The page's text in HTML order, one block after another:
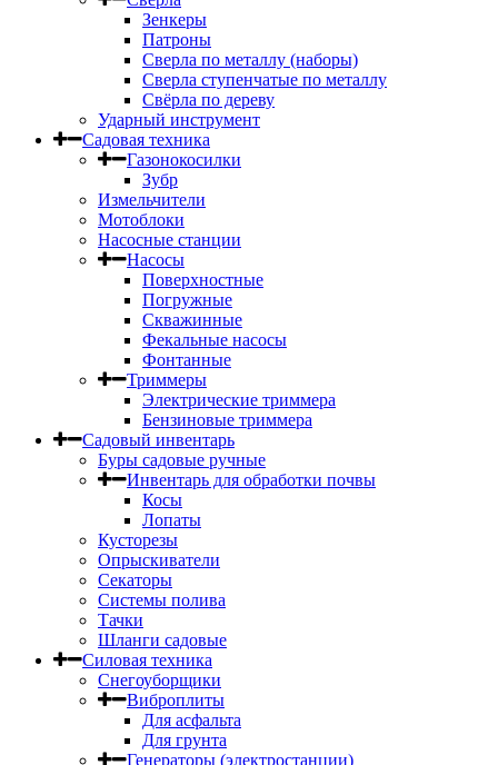
Зенкеры
Патроны
Сверла по металлу (наборы)
Сверла ступенчатые по металлу
Свёрла по дереву
Ударный инструмент
Садовая техника
Газонокосилки
Зубр
Измельчители
Мотоблоки
Насосные станции
Насосы
Поверхностные
Погружные
Скважинные
Фекальные насосы
Фонтанные
Триммеры
Электрические триммера
Бензиновые триммера
Садовый инвентарь
Буры садовые ручные
Инвентарь для обработки почвы
Косы
Лопаты
Кусторезы
Опрыскиватели
Секаторы
Системы полива
Тачки
Шланги садовые
Силовая техника
Снегоуборщики
Виброплиты
Для асфальта
Для грунта
Генераторы (электростанции)